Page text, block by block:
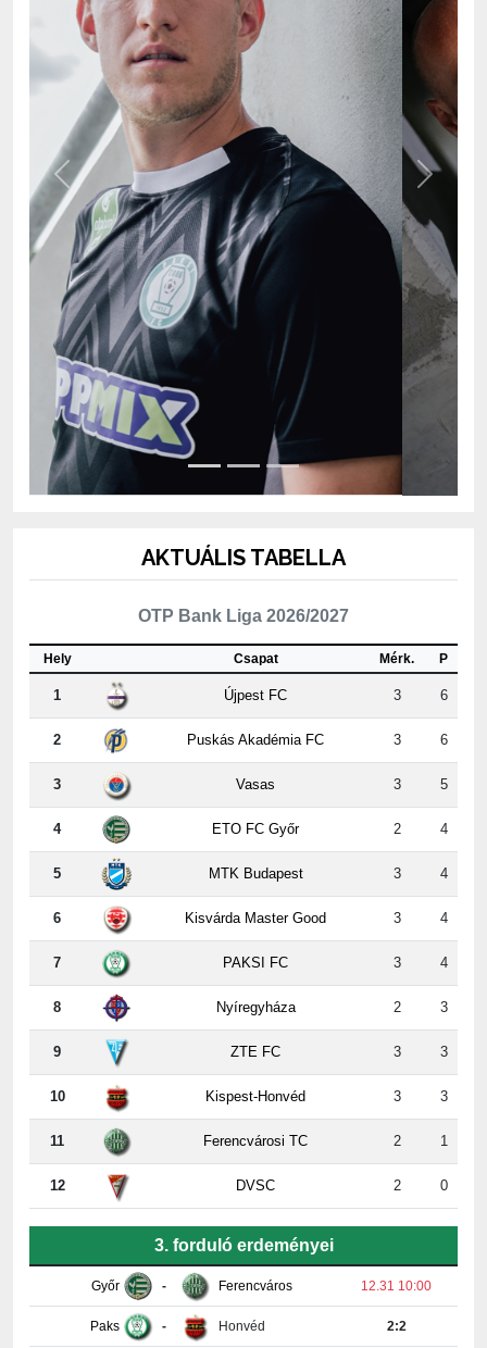
Previous Next
OTP Bank Liga 2026/2027
Csapat
1 Újpest FC 3 6
2 Puskás Akadémia FC 3 6
3 Vasas 3 5
4 ETO FC Győr 2 4
5 MTK Budapest 3 4
6 Kisvárda Master Good 3 4
7 PAKSI FC 3 4
8 Nyíregyháza 2 3
9 ZTE FC 3 3
10 Kispest-Honvéd 3 3
11 Ferencvárosi TC 2 1
12 DVSC 2 0
- Ferencváros
Paks Honvéd 2:2
DVSC Nyíregyháza 08.09 17:30